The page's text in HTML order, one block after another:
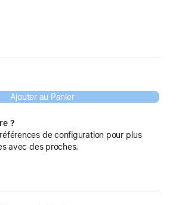
Ajouter au Panier
?
de configuration pour plus
avec des proches.